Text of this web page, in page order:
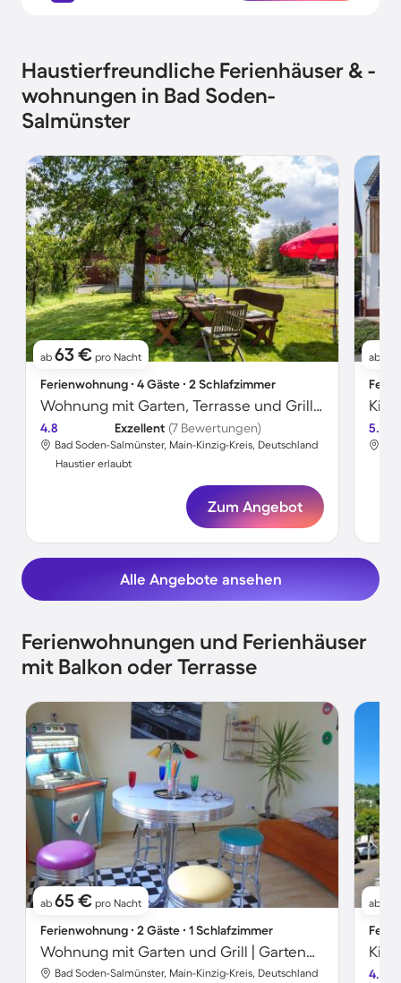
Haustierfreundliche Ferienhäuser & -
wohnungen in Bad Soden-
Salmünster
ab 63 € pro Nacht
Ferienwohnung ∙ 4 Gäste ∙ 2 Schlafzimmer
Wohnung mit Garten, Terrasse und Grill | Gartenblick
4.8 Exzellent (7 Bewertungen)
Bad Soden-Salmünster, Main-Kinzig-Kreis, Deutschland
Haustier erlaubt
Zum Angebot
ab
5.0
Alle Angebote ansehen
Ferienwohnungen und Ferienhäuser
mit Balkon oder Terrasse
ab 65 € pro Nacht
Ferienwohnung ∙ 2 Gäste ∙ 1 Schlafzimmer
Wohnung mit Garten und Grill | Gartenblick
Bad Soden-Salmünster, Main-Kinzig-Kreis, Deutschland
ab
4.8